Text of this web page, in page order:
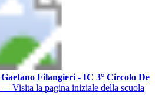
Gaetano Filangieri - IC 3° Circolo De
— Visita la pagina iniziale della scuola